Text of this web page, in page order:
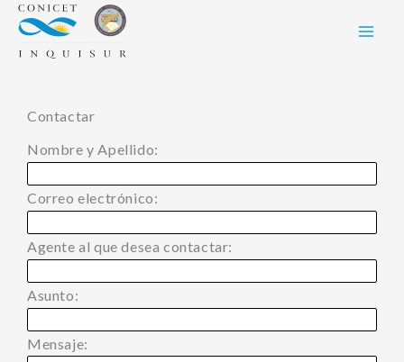
Skip
content
Contactar
Nombre y Apellido:
Correo electrónico:
Agente al que desea contactar:
Asunto:
Mensaje: